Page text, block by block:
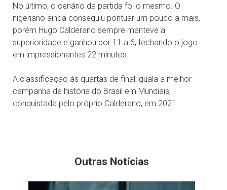
No último, o cenário da partida foi o mesmo. O
nigeriano ainda conseguiu pontuar um pouco a mais,
porém Hugo Calderano sempre manteve a
superioridade e ganhou por 11 a 6, fechando o jogo
em impressionantes 22 minutos.
A classificação às quartas de final iguala a melhor
campanha da história do Brasil em Mundiais,
conquistada pelo próprio Calderano, em 2021.
Outras Notícias